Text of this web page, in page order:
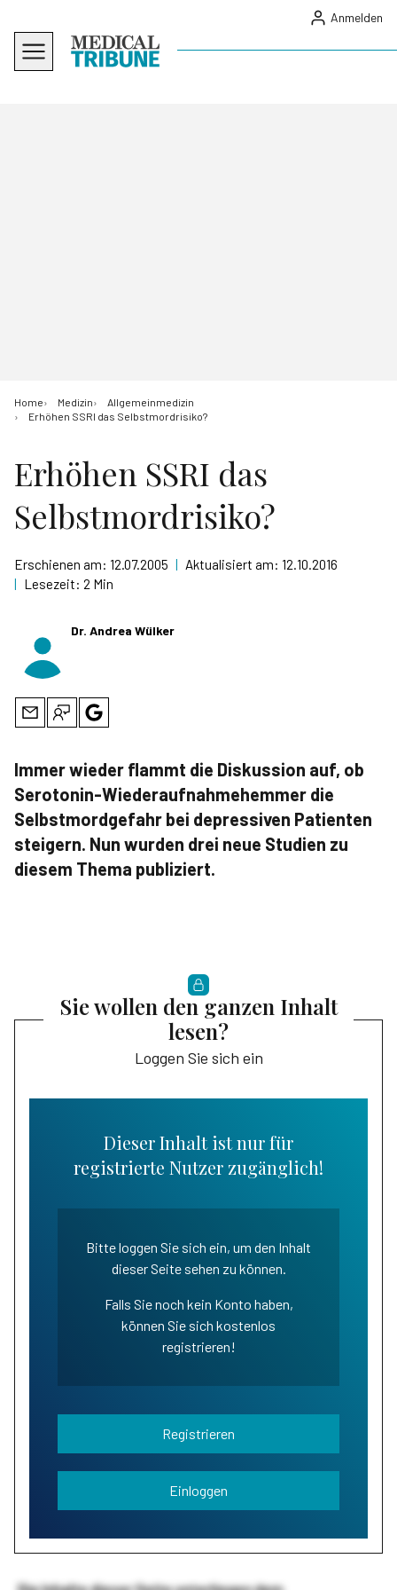
Anmelden
Home Medizin
Allgemeinmedizin
Erhöhen SSRI das Selbstmordrisiko?
Erhöhen SSRI das
Selbstmordrisiko?
Erschienen am: 12.07.2005 | Aktualisiert am: 12.10.2016
| Lesezeit: 2 Min
Dr. Andrea Wülker
Immer wieder flammt die Diskussion auf, ob
Serotonin-Wiederaufnahmehemmer die
Selbstmordgefahr bei depressiven Patienten
steigern. Nun wurden drei neue Studien zu
diesem Thema publiziert.
Sie wollen den ganzen Inhalt
lesen?
Loggen Sie sich ein
Dieser Inhalt ist nur für
registrierte Nutzer zugänglich!
Bitte loggen Sie sich ein, um den Inhalt
dieser Seite sehen zu können.
Falls Sie noch kein Konto haben,
können Sie sich kostenlos
registrieren!
Registrieren
Einloggen